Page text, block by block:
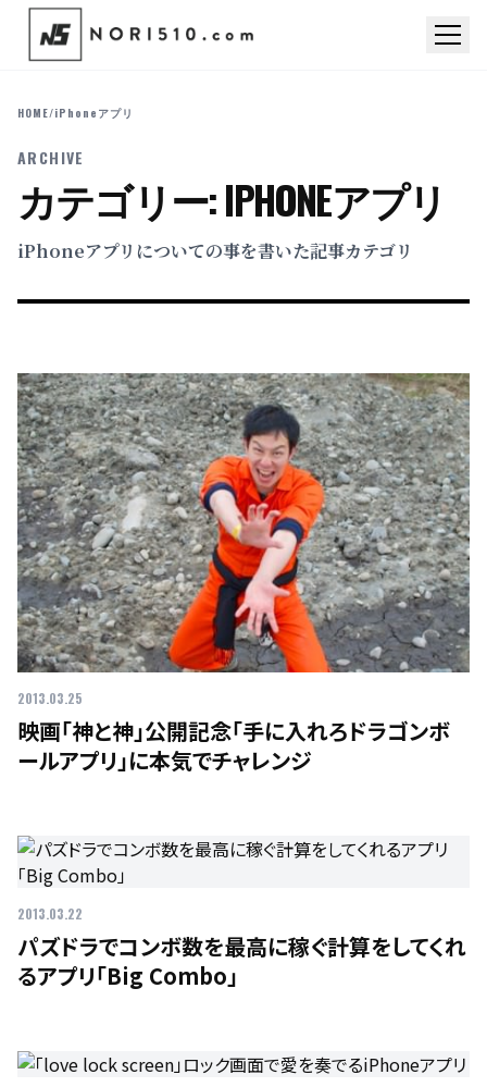
HOME/iPhoneアプリ
ARCHIVE
カテゴリー:IPHONEアプリ
iPhoneアプリについての事を書いた記事カテゴリ
2013.03.25
映画「神と神」公開記念「手に入れろドラゴンボ
ールアプリ」に本気でチャレンジ
2013.03.22
パズドラでコンボ数を最高に稼ぐ計算をしてくれ
るアプリ「Big Combo」